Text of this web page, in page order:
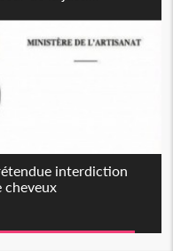
interdiction
cheveux